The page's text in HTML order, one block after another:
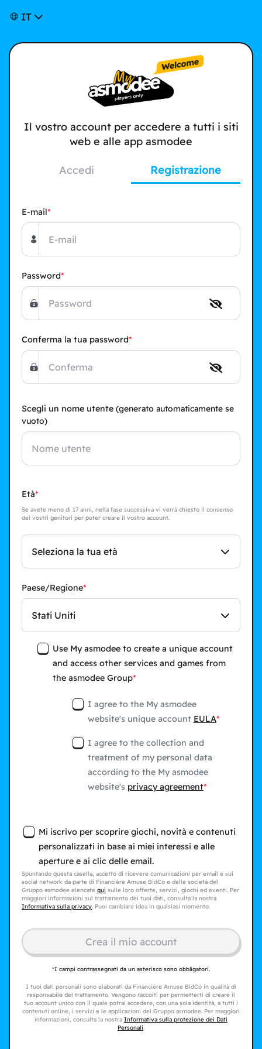
IT
Il vostro account per accedere a tutti i siti
web e alle app asmodee
Accedi Registrazione
E-mail
Password
Conferma la tua password
Scegli un nome utente (generato automaticamente se
vuoto)
Età
Se avete meno di 17 anni, nella fase successiva vi verrà chiesto il consenso
dei vostri genitori per poter creare il vostro account.
Seleziona la tua età
Paese/Regione
Stati Uniti
Use My asmodee to create a unique account
and access other services and games from
the asmodee Group
I agree to the My asmodee
website's unique account EULA
I agree to the collection and
treatment of my personal data
according to the My asmodee
website's privacy agreement
Mi iscrivo per scoprire giochi, novità e contenuti
personalizzati in base ai miei interessi e alle
aperture e ai clic delle email.
Spuntando questa casella, accetto di ricevere comunicazioni per email e sui
social network da parte di Financière Amuse BidCo e delle società del
Gruppo asmodee elencate qui sulle loro offerte, servizi, giochi ed eventi. Per
maggiori informazioni sul trattamento dei tuoi dati, consulta la nostra
Informativa sulla privacy. Puoi cambiare idea in qualsiasi momento.
Crea il mio account
*I campi contrassegnati da un asterisco sono obbligatori.
I tuoi dati personali sono elaborati da Financière Amuse BidCo in qualità di
responsabile del trattamento. Vengono raccolti per permetterti di creare il
tuo account unico con il quale potrai accedere, con una sola identità, a tutti i
contenuti online, i servizi e le applicazioni del Gruppo asmodee. Per maggiori
informazioni, consulta la nostra Informativa sulla protezione dei Dati
Personali.